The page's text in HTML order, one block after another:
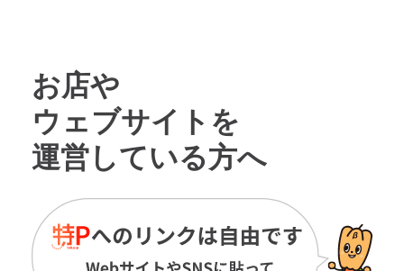
お店や
ウェブサイトを
運営している方へ